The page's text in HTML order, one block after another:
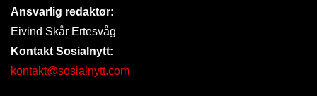
Ansvarlig redaktør:
Eivind Skår Ertesvåg
Kontakt Sosialnytt:
kontakt@sosialnytt.com